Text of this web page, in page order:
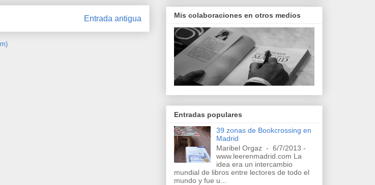
Entrada antigua Mis colaboraciones en otros medios
Entradas populares
39 zonas de Bookcrossing en
Madrid
Maribel Orgaz - 6/7/2013 -
www.leerenmadrid.com La
idea era un intercambio
mundial de libros entre lectores de todo el
mundo y fue u...